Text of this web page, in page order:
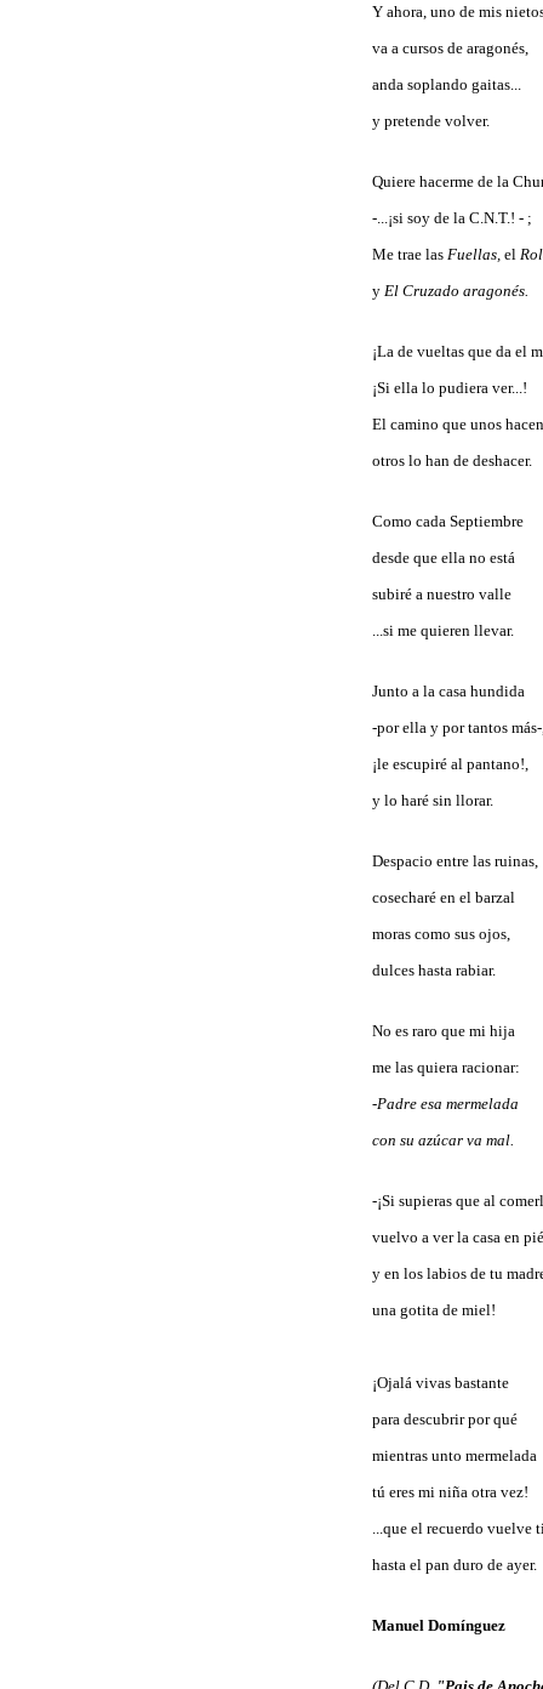
Y ahora, uno de mis
va a cursos de aragonés,
anda soplando gaitas...
y pretende volver.
Quiere hacerme de la
-...¡si soy de la C.N.T.! - ;
Me trae las Fuellas, el
y El Cruzado aragonés.
¡La de vueltas que da el
¡Si ella lo pudiera ver...!
El camino que unos hacen
otros lo han de deshacer.
Como cada Septiembre
desde que ella no está
subiré a nuestro valle
...si me quieren llevar.
Junto a la casa hundida
-por ella y por tantos más-,
¡le escupiré al pantano!,
y lo haré sin llorar.
Despacio entre las ruinas,
cosecharé en el barzal
moras como sus ojos,
dulces hasta rabiar.
No es raro que mi hija
me las quiera racionar:
-Padre esa mermelada
con su azúcar va mal.
-¡Si supieras que al
vuelvo a ver la casa en pié,
y en los labios de tu
una gotita de miel!
¡Ojalá vivas bastante
para descubrir por qué
mientras unto mermelada
tú eres mi niña otra vez!
...que el recuerdo vuelve
hasta el pan duro de ayer.
Manuel Domínguez